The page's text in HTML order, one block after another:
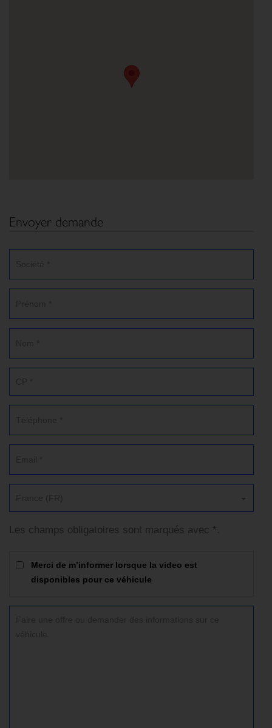
Envoyer demande
Les champs obligatoires sont marqués avec *.
Merci de m’informer lorsque la video est
disponibles pour ce véhicule